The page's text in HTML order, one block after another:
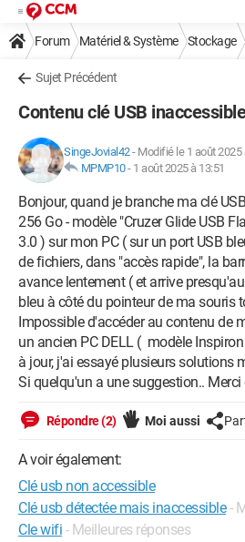
Forum Matériel & Système Stockage
Sujet Précédent
Contenu clé USB inaccessible
SingeJovial42- Modifié le 1 août 2025
MPMP10- 1 août 2025 à 13:51
Bonjour, quand je branche ma clé
256 Go - modèle "Cruzer Glide USB
3.0 ) sur mon PC ( sur un port USB
de fichiers, dans "accès rapide", la
avance lentement ( et arrive
bleu à côté du pointeur de ma souris
Impossible d'accéder au contenu de
un ancien PC DELL ( modèle
à jour, j'ai essayé plusieurs solutions
Si quelqu'un a une suggestion..
Répondre (2) Moi aussi
A voir également:
Clé usb non accessible
Clé usb détectée mais inaccessible -
Cle wifi - Meilleures réponses